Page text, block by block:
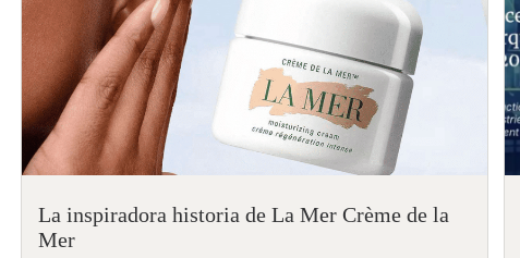
La inspiradora historia de La Mer Crème de la
Mer